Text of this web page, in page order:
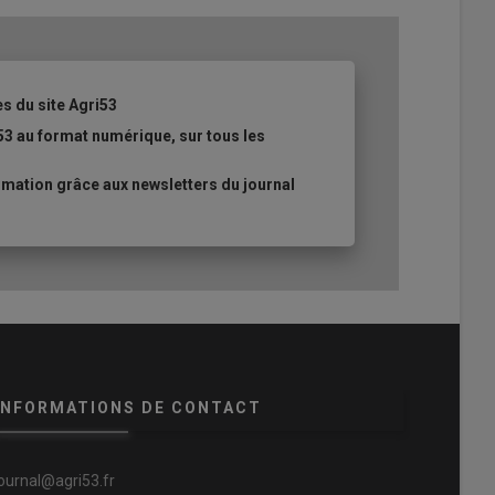
du site Agri53
au format numérique, sur tous les
grâce aux newsletters du journal
DE CONTACT